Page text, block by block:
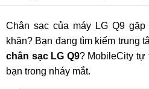
Chân sạc của máy LG Q9
khăn? Bạn đang tìm kiếm trung
chân sạc LG Q9? MobileCity tự
bạn trong nháy mắt.